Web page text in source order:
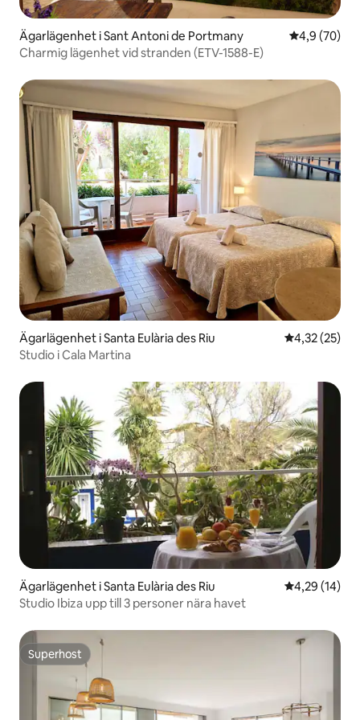
Ägarlägenhet i Sant Antoni de Portmany 4,9 av 5 i
4,9 (70)
Charmig lägenhet vid stranden (ETV-1588-E)
Ägarlägenhet i Santa Eulària des Riu 4,32 av 5 i
4,32 (25)
Studio i Cala Martina
Ägarlägenhet i Santa Eulària des Riu 4,29 av 5 i
4,29 (14)
Studio Ibiza upp till 3 personer nära havet
Superhost
Superhost